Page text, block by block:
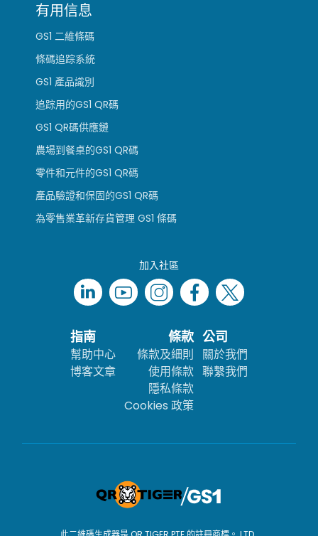
有用信息
GS1 二維條碼
條碼追踪系統
GS1 產品識別
追踪用的GS1 QR碼
GS1 QR碼供應鏈
農場到餐桌的GS1 QR碼
零件和元件的GS1 QR碼
產品驗證和保固的GS1 QR碼
為零售業革新存貨管理 GS1 條碼
加入社區
指南
幫助中心
博客文章
條款
條款及細則
使用條款
隱私條款
Cookies 政策
公司
關於我們
聯繫我們